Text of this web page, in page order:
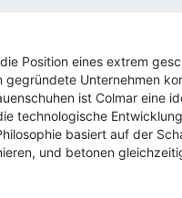
Position eines extrem
Unternehmen
ist Colmar eine
technologische
basiert auf der
und betonen